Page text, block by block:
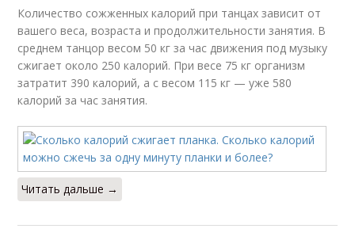
Количество сожженных калорий при танцах зависит от
вашего веса, возраста и продолжительности занятия. В
среднем танцор весом 50 кг за час движения под музыку
сжигает около 250 калорий. При весе 75 кг организм
затратит 390 калорий, а с весом 115 кг — уже 580
калорий за час занятия.
Читать дальше →